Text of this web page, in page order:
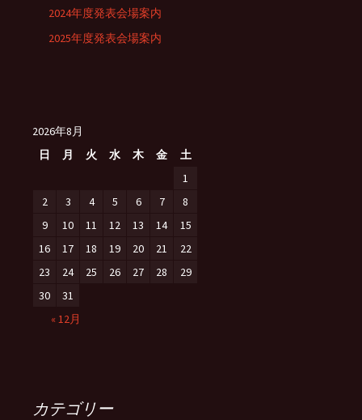
2024年度発表会場案内
2025年度発表会場案内
2026年8月
日
月 火 水 木 金
土
1
2
3 4 5 6 7
8
9
10 11 12 13 14
15
16
17 18 19 20 21
22
23
24 25 26 27 28
29
30
31
« 12月
カテゴリー